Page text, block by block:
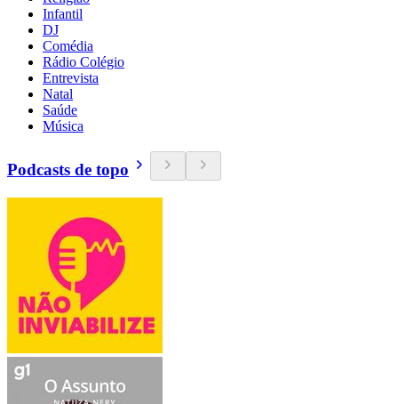
Infantil
DJ
Comédia
Rádio Colégio
Entrevista
Natal
Saúde
Música
Podcasts de topo